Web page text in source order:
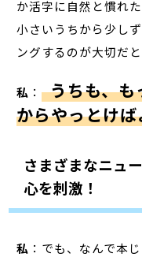
か活字に自然と慣れ
小さいうちから少し
ングするのが大切だと
私 ： うちも、
からやっとけ
さまざまなニュ
心を刺激！
私 ：でも、なんで本じ